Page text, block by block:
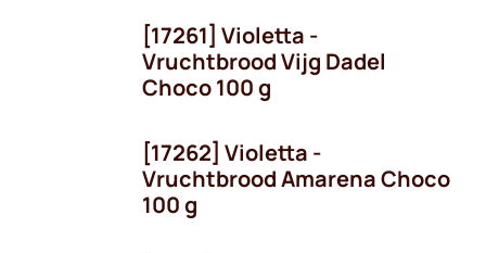
[17261] Violetta -
Vruchtbrood Vijg Dadel
Choco 100 g
[17262] Violetta -
Vruchtbrood Amarena Choco
100 g